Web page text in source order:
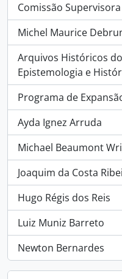
Comissão
, 1 resultados
Michel Maurice
, 1 resultados
Arquivos Históricos
Epistemologia e
, 1 resultados
Programa de
, 1 resultados
Ayda Ignez Arruda
, 1 resultados
Michael Beaumont
, 1 resultados
Joaquim da Costa
, 1 resultados
Hugo Régis dos Reis
, 1 resultados
Luiz Muniz Barreto
, 1 resultados
Newton Bernardes
, 1 resultados